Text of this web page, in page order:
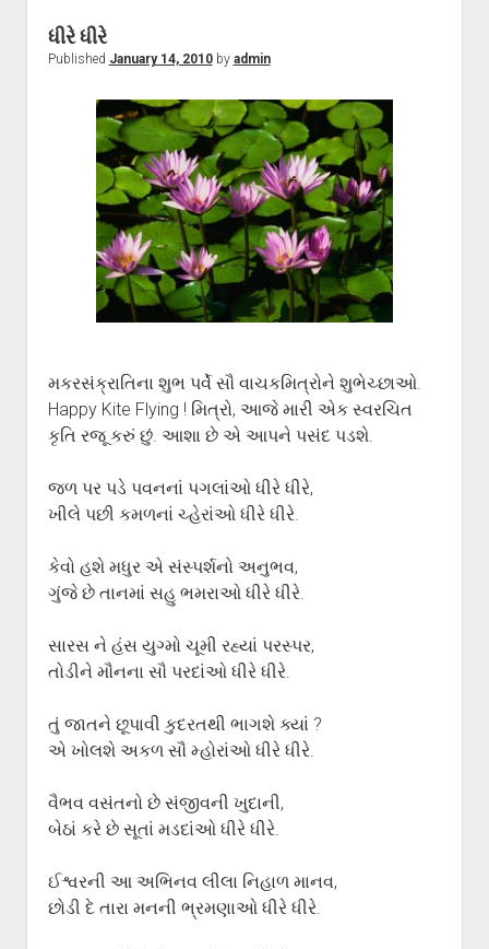
ધીરે ધીરે
Published January 14, 2010by admin
મકરસંક્રાતિના શુભ પર્વે સૌ વાચકમિત્રોને શુભેચ્છાઓ.
Happy Kite Flying ! મિત્રો, આજે મારી એક સ્વરચિત
કૃતિ રજૂ કરું છું. આશા છે એ આપને પસંદ પડશે.
જળ પર પડે પવનનાં પગલાંઓ ધીરે ધીરે,
ખીલે પછી કમળનાં ચ્હેરાંઓ ધીરે ધીરે.
કેવો હશે મધુર એ સંસ્પર્શનો અનુભવ,
ગુંજે છે તાનમાં સહુ ભમરાઓ ધીરે ધીરે.
સારસ ને હંસ યુગ્મો ચૂમી રહ્યાં પરસ્પર,
તોડીને મૌનના સૌ પરદાંઓ ધીરે ધીરે.
તું જાતને છૂપાવી કુદરતથી ભાગશે ક્યાં ?
એ ખોલશે અકળ સૌ મ્હોરાંઓ ધીરે ધીરે.
વૈભવ વસંતનો છે સંજીવની ખુદાની,
બેઠાં કરે છે સૂતાં મડદાંઓ ધીરે ધીરે.
ઈશ્વરની આ અભિનવ લીલા નિહાળ માનવ,
છોડી દે તારા મનની ભ્રમણાઓ ધીરે ધીરે.